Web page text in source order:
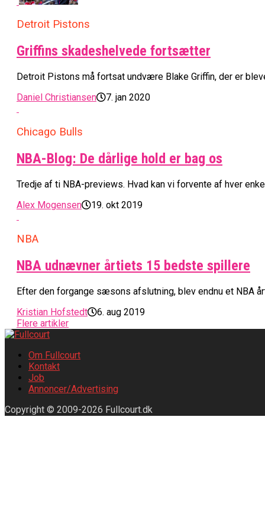
Detroit Pistons
Griffins skadeshelvede fortsætter
Detroit Pistons må fortsat undvære Blake Griffin, der er
Daniel Christiansen
7. jan 2020
Chicago Bulls
NBA-Blog: De dårlige hold er bag os
Tredje af ti NBA-previews. Hvad kan vi forvente af hver
Alex Mogensen
19. okt 2019
NBA
NBA udnævner årtiets 15 bedste spillere
Efter den forgange sæsons afslutning, blev endnu et NBA
Kristian Hofstedt
6. aug 2019
Flere artikler
Om Fullcourt
Kontakt
Job
Annoncer/Advertising
Copyright © 2009-2026 Fullcourt.dk